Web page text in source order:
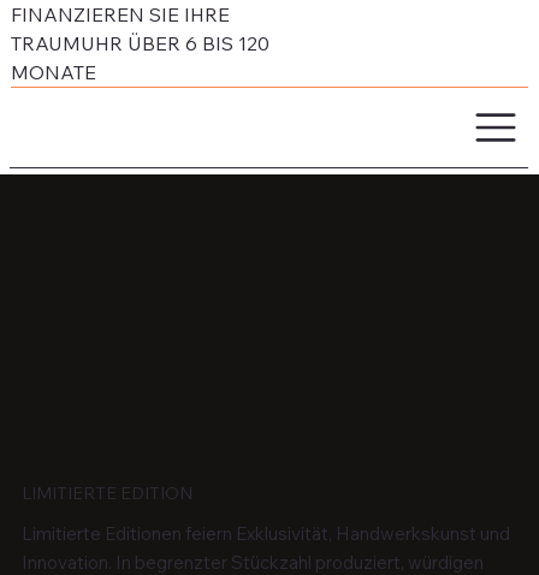
FINANZIEREN SIE IHRE
TRAUMUHR ÜBER 6 BIS 120
MONATE
LIMITIERTE EDITION
Limitierte Editionen feiern Exklusivität, Handwerkskunst und
Innovation. In begrenzter Stückzahl produziert, würdigen